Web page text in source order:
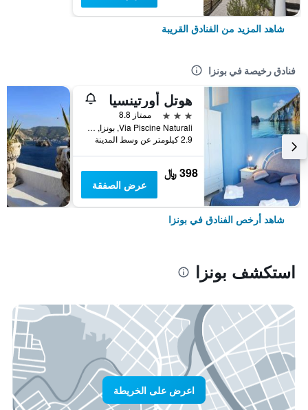
شاهد المزيد من الفنادق القريبة
فنادق رخيصة في بونزا
هوتل أورتينسيا
3 نجوم
ممتاز 8.8
Via Piscine Naturali, بونزا, مقاطعة لاتينا, إيطاليا
2.9 كيلومتر عن وسط المدينة
398 ﷼
عرض الصفقة
شاهد أرخص الفنادق في بونزا
استكشف بونزا
اعرض على الخريطة